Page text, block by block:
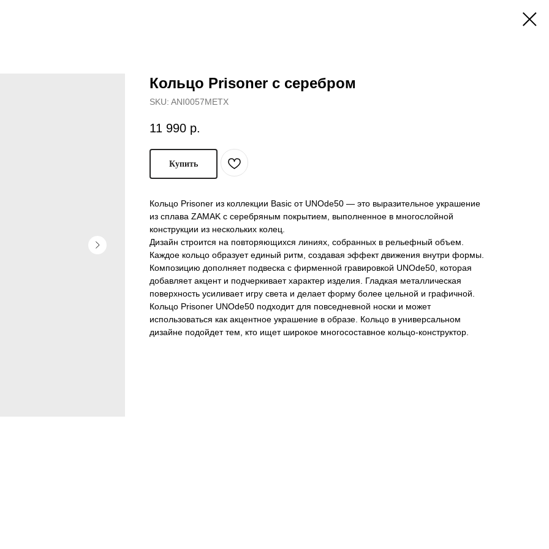
Кольцо Prisoner с серебром
SKU: ANI0057METX
11 990 р.
Купить
Кольцо Prisoner из коллекции Basic от UNOde50 — это выразительное украшение
из сплава ZAMAK с серебряным покрытием, выполненное в многослойной
конструкции из нескольких колец.
Дизайн строится на повторяющихся линиях, собранных в рельефный объем.
Каждое кольцо образует единый ритм, создавая эффект движения внутри формы.
Композицию дополняет подвеска с фирменной гравировкой UNOde50, которая
добавляет акцент и подчеркивает характер изделия. Гладкая металлическая
поверхность усиливает игру света и делает форму более цельной и графичной.
Кольцо Prisoner UNOde50 подходит для повседневной носки и может
использоваться как акцентное украшение в образе. Кольцо в универсальном
дизайне подойдет тем, кто ищет широкое многосоставное кольцо-конструктор.